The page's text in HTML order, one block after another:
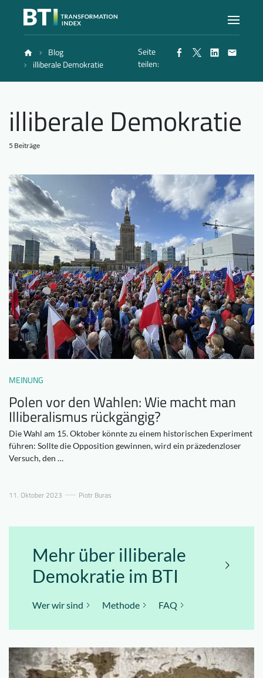
Index
Methode
Blog
Downloads Wer wir sind
FAQ Newsletter
Kontakt
Blog
illiberale Demokratie
Seite
teilen:
illiberale Demokratie
5 Beiträge
MEINUNG
Polen vor den Wahlen: Wie macht man
Illiberalismus rückgängig?
Die Wahl am 15. Oktober könnte zu einem historischen Experiment
führen: Sollte die Opposition gewinnen, wird ein präzedenzloser
Versuch, den …
11. Oktober 2023 Piotr Buras
Mehr über illiberale
Demokratie im BTI
Wer wir sind Methode FAQ